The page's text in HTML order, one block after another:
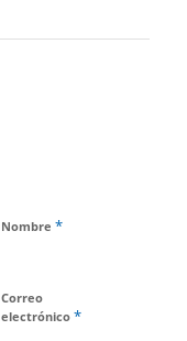
Nombre *
Correo
electrónico *